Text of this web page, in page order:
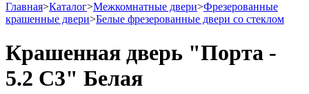
Главная>Каталог>Межкомнатные двери>Фрезерованные
крашенные двери>Белые фрезерованные двери со стеклом
Крашенная дверь "Порта -
5.2 С3" Белая